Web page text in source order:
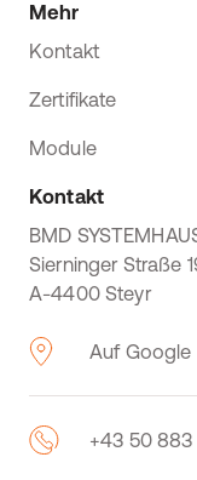
Mehr
Kontakt
Zertifikate
Module
Kontakt
BMD
Sierninger Straße
A-4400 Steyr
Auf Google
+43 50